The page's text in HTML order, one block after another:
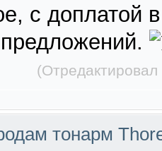
с доплатой
тонарм